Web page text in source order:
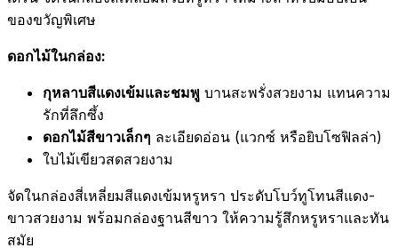
ของขวัญพิเศษ
ดอกไม้ในกล่อง:
กุหลาบสีแดงเข้มและชมพู บานสะพรั่งสวยงาม แทนความ
รักที่ลึกซึ้ง
ดอกไม้สีขาวเล็กๆ ละเอียดอ่อน (แวกซ์ หรือยิบโซฟิลล่า)
ใบไม้เขียวสดสวยงาม
จัดในกล่องสี่เหลี่ยมสีแดงเข้มหรูหรา ประดับโบว์ทูโทนสีแดง-
ขาวสวยงาม พร้อมกล่องฐานสีขาว ให้ความรู้สึกหรูหราและทัน
สมัย